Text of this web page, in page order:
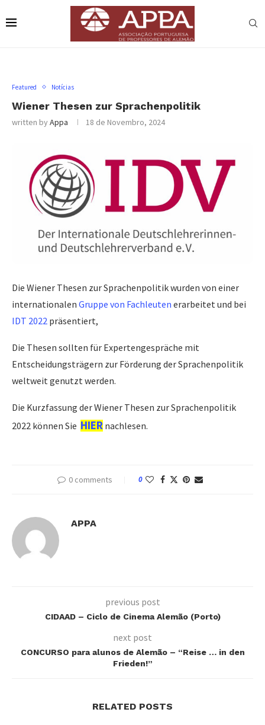
Featured Notícias
Wiener Thesen zur Sprachenpolitik
written byAppa 18 de Novembro, 2024
Die Wiener Thesen zur Sprachenpolitik wurden von einer
internationalen Gruppe von Fachleuten erarbeitet und bei
IDT 2022 präsentiert,
Die Thesen sollten für Expertengespräche mit
Entscheidungsträgern zur Förderung der Sprachenpolitik
weltweit genutzt werden.
Die Kurzfassung der Wiener Thesen zur Sprachenpolitik
2022 können Sie HIER nachlesen.
0 comments 0
APPA
previous post
CIDAAD – Ciclo de Cinema Alemão (Porto)
next post
CONCURSO para alunos de Alemão – “Reise … in den
Frieden!”
RELATED POSTS